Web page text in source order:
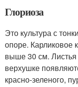
Глориоза
Это культура с
опоре. Карликовое
выше 30 см.
верхушке
красно-зеленого,